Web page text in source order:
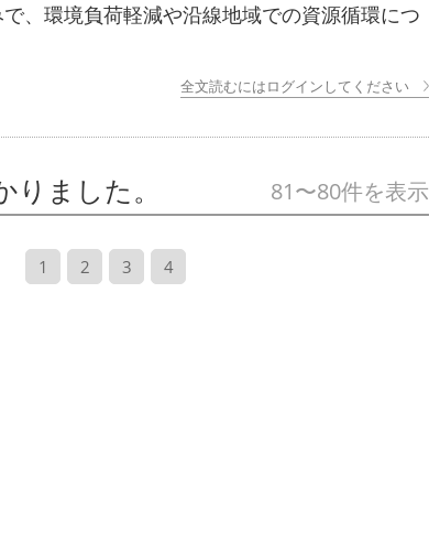
、環境負荷軽減や沿線地域での資源循環につ
全文読むにはログインしてください
りました。 81〜80件を表示
1 2 3 4